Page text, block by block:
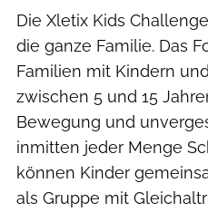
Die Xletix Kids
die ganze Familie. Das
Familien mit Kindern
zwischen 5 und 15
Bewegung und
inmitten jeder Menge
können Kinder
als Gruppe mit